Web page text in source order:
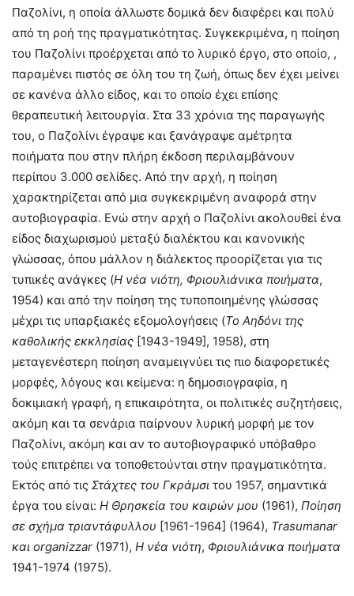
Παζολίνι, η οποία άλλωστε δομικά δεν διαφέρει και πολύ
από τη ροή της πραγματικότητας. Συγκεκριμένα, η ποίηση
του Παζολίνι προέρχεται από το λυρικό έργο, στο οποίο, ,
παραμένει πιστός σε όλη του τη ζωή, όπως δεν έχει μείνει
σε κανένα άλλο είδος, και το οποίο έχει επίσης
θεραπευτική λειτουργία. Στα 33 χρόνια της παραγωγής
του, ο Παζολίνι έγραψε και ξανάγραψε αμέτρητα
ποιήματα που στην πλήρη έκδοση περιλαμβάνουν
περίπου 3.000 σελίδες. Από την αρχή, η ποίηση
χαρακτηρίζεται από μια συγκεκριμένη αναφορά στην
αυτοβιογραφία. Ενώ στην αρχή ο Παζολίνι ακολουθεί ένα
είδος διαχωρισμού μεταξύ διαλέκτου και κανονικής
γλώσσας, όπου μάλλον η διάλεκτος προορίζεται για τις
τυπικές ανάγκες (Η νέα νιότη, Φριουλιάνικα ποιήματα,
1954) και από την ποίηση της τυποποιημένης γλώσσας
μέχρι τις υπαρξιακές εξομολογήσεις (Το Αηδόνι της
καθολικής εκκλησίας [1943-1949], 1958), στη
μεταγενέστερη ποίηση αναμειγνύει τις πιο διαφορετικές
μορφές, λόγους και κείμενα: η δημοσιογραφία, η
δοκιμιακή γραφή, η επικαιρότητα, οι πολιτικές συζητήσεις,
ακόμη και τα σενάρια παίρνουν λυρική μορφή με τον
Παζολίνι, ακόμη και αν το αυτοβιογραφικό υπόβαθρο
τούς επιτρέπει να τοποθετούνται στην πραγματικότητα.
Εκτός από τις Στάχτες του Γκράμσι του 1957, σημαντικά
έργα του είναι: Η Θρησκεία του καιρών μου (1961), Ποίηση
σε σχήμα τριαντάφυλλου [1961-1964] (1964), Trasumanar
και organizzar (1971), Η νέα νιότη, Φριουλιάνικα ποιήματα
1941-1974 (1975).